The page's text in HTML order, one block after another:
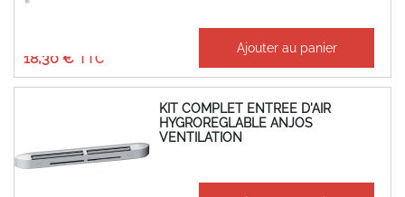
18,30 €
Ajouter au panier
KIT COMPLET ENTREE D'AIR
HYGROREGLABLE ANJOS
VENTILATION